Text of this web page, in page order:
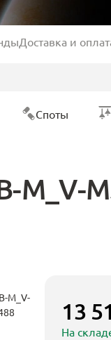
Доставка и
Споты
M_V-
M_V-
13
На